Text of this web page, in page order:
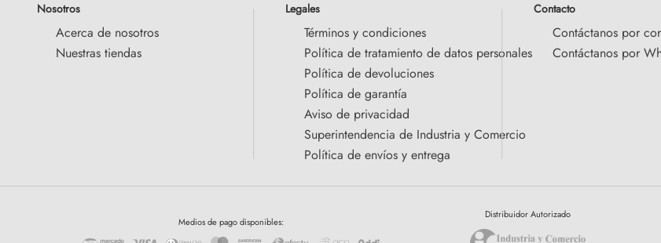
Nosotros
Acerca de nosotros
Nuestras tiendas
Legales
Términos y condiciones
Política de tratamiento de datos personales
Política de devoluciones
Política de garantía
Aviso de privacidad
Superintendencia de Industria y Comercio
Política de envíos y entrega
Contacto
Contáctanos por
Contáctanos por
Medios de pago disponibles:
Distribuidor Autorizado